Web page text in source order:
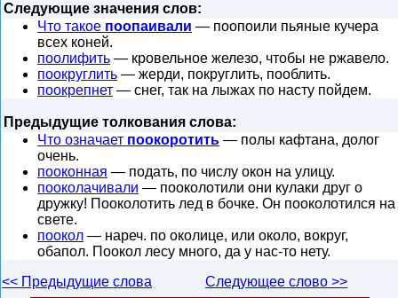
Следующие значения слов:
Что такое поопаивали — поопоили пьяные кучера
всех коней.
поолифить — кровельное железо, чтобы не ржавело.
поокруглить — жерди, покруглить, пооблить.
поокрепнет — снег, так на лыжах по насту пойдем.
Предыдущие толкования слова:
Что означает поокоротить — полы кафтана, долог
очень.
пооконная — подать, по числу окон на улицу.
пооколачивали — пооколотили они кулаки друг о
дружку! Пооколотить лед в бочке. Он пооколотился на
свете.
поокол — нареч. по околице, или около, вокруг,
обапол. Поокол лесу много, да у нас-то нету.
<< Предыдущие слова
Следующее слово >>